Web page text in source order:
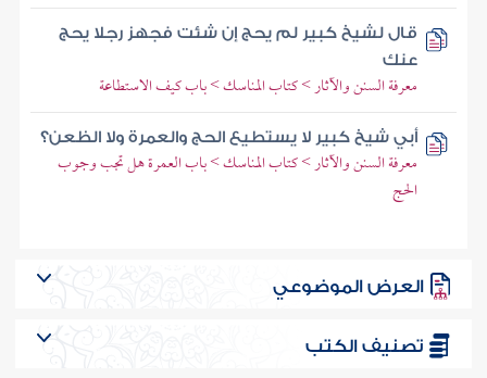
قال لشيخ كبير لم يحج إن شئت فجهز رجلا يحج
عنك
معرفة السنن والآثار > كتاب المناسك > باب كيف الاستطاعة
أبي شيخ كبير لا يستطيع الحج والعمرة ولا الظعن؟
معرفة السنن والآثار > كتاب المناسك > باب العمرة هل تجب وجوب
الحج
العرض الموضوعي
تصنيف الكتب